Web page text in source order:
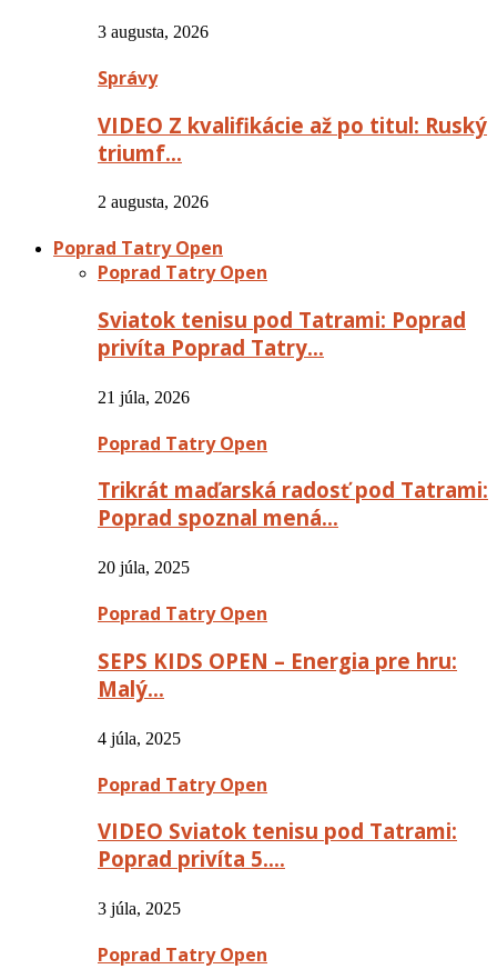
3 augusta, 2026
Správy
VIDEO Z kvalifikácie až po titul: Ruský
triumf…
2 augusta, 2026
Poprad Tatry Open
Poprad Tatry Open
Sviatok tenisu pod Tatrami: Poprad
privíta Poprad Tatry…
21 júla, 2026
Poprad Tatry Open
Trikrát maďarská radosť pod Tatrami:
Poprad spoznal mená…
20 júla, 2025
Poprad Tatry Open
SEPS KIDS OPEN – Energia pre hru:
Malý…
4 júla, 2025
Poprad Tatry Open
VIDEO Sviatok tenisu pod Tatrami:
Poprad privíta 5….
3 júla, 2025
Poprad Tatry Open